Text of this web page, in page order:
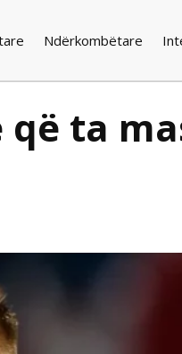
Ndërkombëtare
që ta